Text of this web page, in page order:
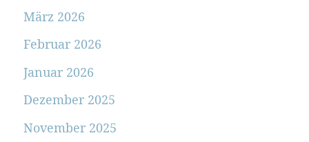
März 2026
Februar 2026
Januar 2026
Dezember 2025
November 2025